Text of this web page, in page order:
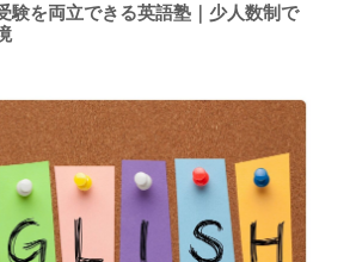
験を両立できる英語塾｜少人数制で